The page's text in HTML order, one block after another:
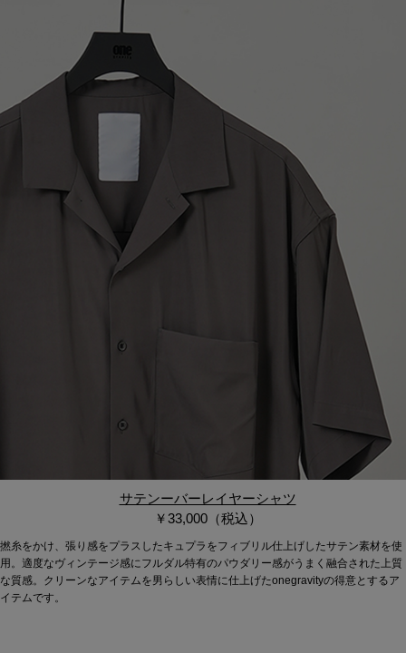
サテンーバーレイヤーシャツ
￥33,000（税込）
撚糸をかけ、張り感をプラスしたキュプラをフィブリル仕上げしたサテン素材を使
用。適度なヴィンテージ感にフルダル特有のパウダリー感がうまく融合された上質
な質感。クリーンなアイテムを男らしい表情に仕上げたonegravityの得意とするア
イテムです。